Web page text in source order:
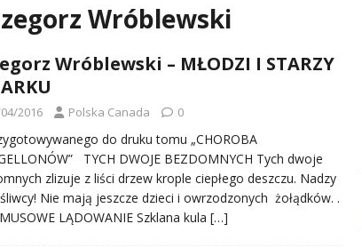
– Człowiek w świecie rozpadających się znaczeń
– Dziennik – Wyspy Kanaryjskie FELIETON
Wróblewski
Wróblewski – MŁODZI I STARZY
2016 Polska Canada 0
do druku tomu „CHOROBA
TYCH DWOJE BEZDOMNYCH Tych dwoje
zlizuje z liści drzew krople ciepłego deszczu. Nadzy
Nie mają jeszcze dzieci i owrzodzonych żołądków. .
LĄDOWANIE Szklana kula […]